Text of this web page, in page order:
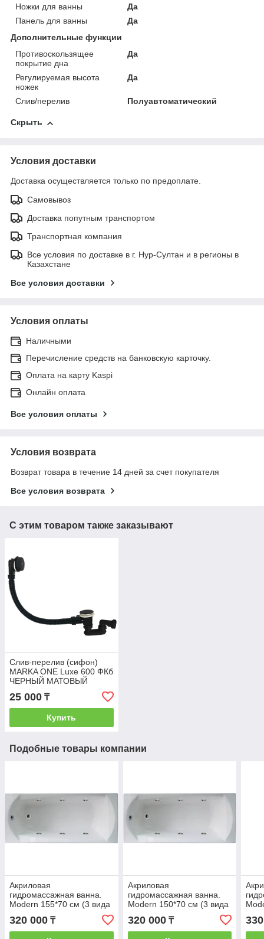
Ножки для ванны
Да
Панель для ванны
Да
Дополнительные функции
Противоскользящее
покрытие дна
Да
Регулируемая высота
ножек
Да
Слив/перелив Полуавтоматический
Скрыть
Условия доставки
Доставка осуществляется только по предоплате.
Самовывоз
Доставка попутным транспортом
Транспортная компания
Все условия по доставке в г. Нур-Султан и в регионы в
Казахстане
Все условия доставки
Условия оплаты
Наличными
Перечисление средств на банковскую карточку.
Оплата на карту Kaspi
Онлайн оплата
Все условия оплаты
Условия возврата
Возврат товара в течение 14 дней за счет покупателя
Все условия возврата
С этим товаром также заказывают
Слив-перелив (сифон)
MARKA ONE Luxe 600 ФКб
ЧЕРНЫЙ МАТОВЫЙ
25 000 ₸
Купить
Подобные товары компании
Акриловая
гидромассажная ванна.
Modern 155*70 см (3 вида
320 000 ₸
Акриловая
гидромассажная ванна.
Modern 150*70 см (3 вида
320 000₸